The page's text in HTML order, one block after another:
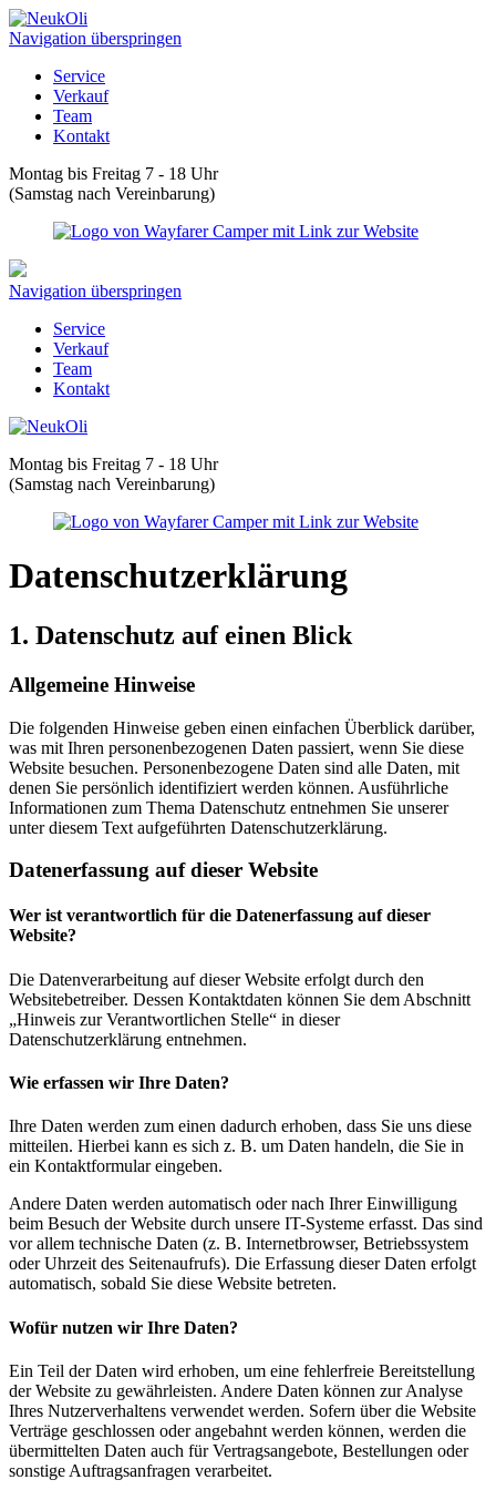
Navigation überspringen
Service
Verkauf
Team
Kontakt
Montag bis Freitag 7 - 18 Uhr
(Samstag nach Vereinbarung)
Navigation überspringen
Service
Verkauf
Team
Kontakt
Montag bis Freitag 7 - 18 Uhr
(Samstag nach Vereinbarung)
Datenschutz­erklärung
1. Datenschutz auf einen Blick
Allgemeine Hinweise
Die folgenden Hinweise geben einen einfachen Überblick darüber,
was mit Ihren personenbezogenen Daten passiert, wenn Sie diese
Website besuchen. Personenbezogene Daten sind alle Daten, mit
denen Sie persönlich identifiziert werden können. Ausführliche
Informationen zum Thema Datenschutz entnehmen Sie unserer
unter diesem Text aufgeführten Datenschutzerklärung.
Datenerfassung auf dieser Website
Wer ist verantwortlich für die Datenerfassung auf dieser
Website?
Die Datenverarbeitung auf dieser Website erfolgt durch den
Websitebetreiber. Dessen Kontaktdaten können Sie dem Abschnitt
„Hinweis zur Verantwortlichen Stelle“ in dieser
Datenschutzerklärung entnehmen.
Wie erfassen wir Ihre Daten?
Ihre Daten werden zum einen dadurch erhoben, dass Sie uns diese
mitteilen. Hierbei kann es sich z. B. um Daten handeln, die Sie in
ein Kontaktformular eingeben.
Andere Daten werden automatisch oder nach Ihrer Einwilligung
beim Besuch der Website durch unsere IT-Systeme erfasst. Das sind
vor allem technische Daten (z. B. Internetbrowser, Betriebssystem
oder Uhrzeit des Seitenaufrufs). Die Erfassung dieser Daten erfolgt
automatisch, sobald Sie diese Website betreten.
Wofür nutzen wir Ihre Daten?
Ein Teil der Daten wird erhoben, um eine fehlerfreie Bereitstellung
der Website zu gewährleisten. Andere Daten können zur Analyse
Ihres Nutzerverhaltens verwendet werden. Sofern über die Website
Verträge geschlossen oder angebahnt werden können, werden die
übermittelten Daten auch für Vertragsangebote, Bestellungen oder
sonstige Auftragsanfragen verarbeitet.